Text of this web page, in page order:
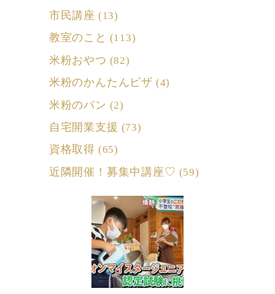
市民講座 (13)
教室のこと (113)
米粉おやつ (82)
米粉のかんたんピザ (4)
米粉のパン (2)
自宅開業支援 (73)
資格取得 (65)
近隣開催！募集中講座♡ (59)